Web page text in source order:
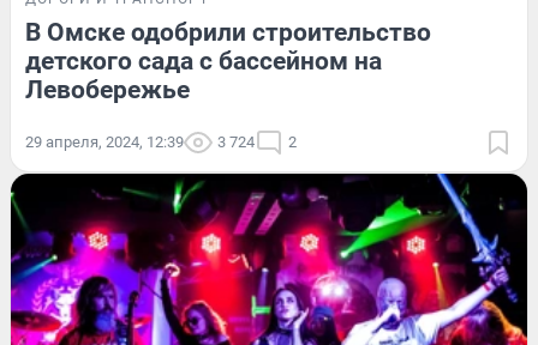
В Омске одобрили строительство
детского сада с бассейном на
Левобережье
29 апреля, 2024, 12:39 3 724 2